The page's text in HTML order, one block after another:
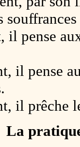
il pense
il pense
il prêche
La